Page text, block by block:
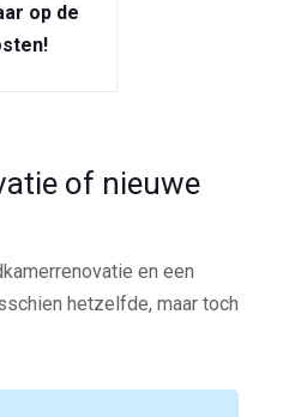
op de
of nieuwe
en een
hetzelfde, maar toch